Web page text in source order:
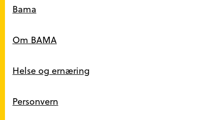
Snarveier
Bama
Om BAMA
Helse og ernæring
Personvern